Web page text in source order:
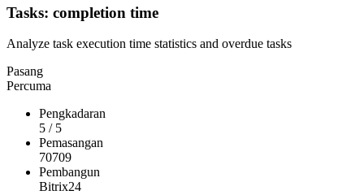
Tasks: completion time
Analyze task execution time statistics and overdue tasks
Pasang
Percuma
Pengkadaran
5 / 5
Pemasangan
70709
Pembangun
Bitrix24